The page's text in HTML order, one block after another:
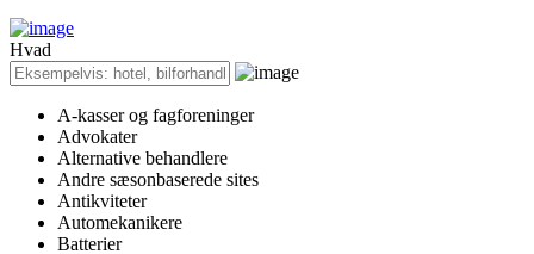
Hvad
A-kasser og fagforeninger
Advokater
Alternative behandlere
Andre sæsonbaserede sites
Antikviteter
Automekanikere
Batterier